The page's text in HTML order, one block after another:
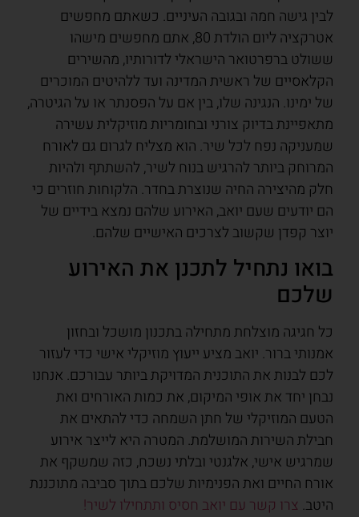
לבין גישה חמה ובגובה העיניים. כשאתם מחפשים
אטרקציה ליום הולדת 80, אתם מחפשים מישהו
ששולט ברפרטואר הישראלי לדורותיו, מהשירים
הקלאסיים של ראשית המדינה ועד ללהיטים המוכרים
של ימינו. הנגינה שלו, בין אם על הפסנתר או על הגיטרה,
מתאפיינת בדיוק צורני ובחומריות מוזיקלית עשירה
שמעניקה נפח לכל שיר. הוא מצליח לגרום גם לאורח
המרוחק ביותר להרגיש בנוח לשיר, להשתתף ולהיות
חלק מהיצירה החיה שנוצרת בחדר. הלקוחות חוזרים כי
הם יודעים שעם יואב, האירוע שלהם נמצא בידיים של
יוצר קפדן שקשוב לצרכים האישיים שלהם.
בואו נתחיל לתכנן את האירוע
שלכם
כל חגיגה מוצלחת מתחילה בתכנון מושכל ובחזון
אמנותי ברור. יואב מציע ייעוץ מוזיקלי אישי כדי לעזור
לכם לבנות את התוכנית המדויקת ביותר עבורכם. אנחנו
נבחן יחד את אופי המיקום, את כמות האורחים ואת
הטעם המוזיקלי של חתן השמחה כדי להתאים את
חבילת השירות המושלמת. המטרה היא לייצר אירוע
שמרגיש אישי, אלגנטי ובלתי נשכח, כזה שמשקף את
אורח החיים ואת הפנימיות שלכם בתוך סביבה מתוכננת
היטב. צרו קשר עם יואב חסיס ותתחילו לשיר!